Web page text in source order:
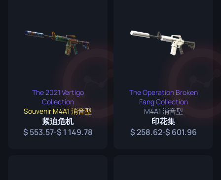
The 2021 Vertigo
Collection
Souvenir M4A1 消音型
紧迫危机
553.57- 1 149.78
The Operation Broken
Fang Collection
M4A1 消音型
印花集
258.62- 601.96